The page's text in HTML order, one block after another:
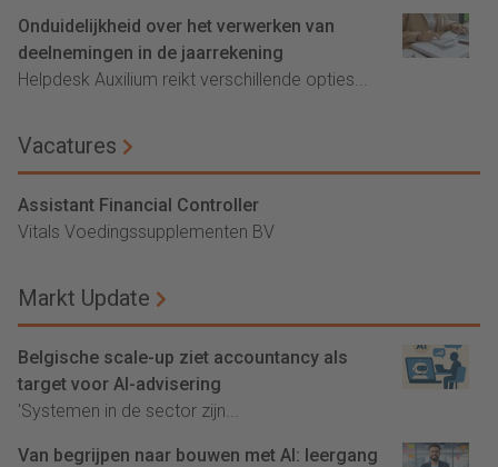
Onduidelijkheid over het verwerken van
deelnemingen in de jaarrekening
Helpdesk Auxilium reikt verschillende opties...
Vacatures
Assistant Financial Controller
Vitals Voedingssupplementen BV
Markt Update
Belgische scale-up ziet accountancy als
target voor AI-advisering
'Systemen in de sector zijn...
Van begrijpen naar bouwen met AI: leergang